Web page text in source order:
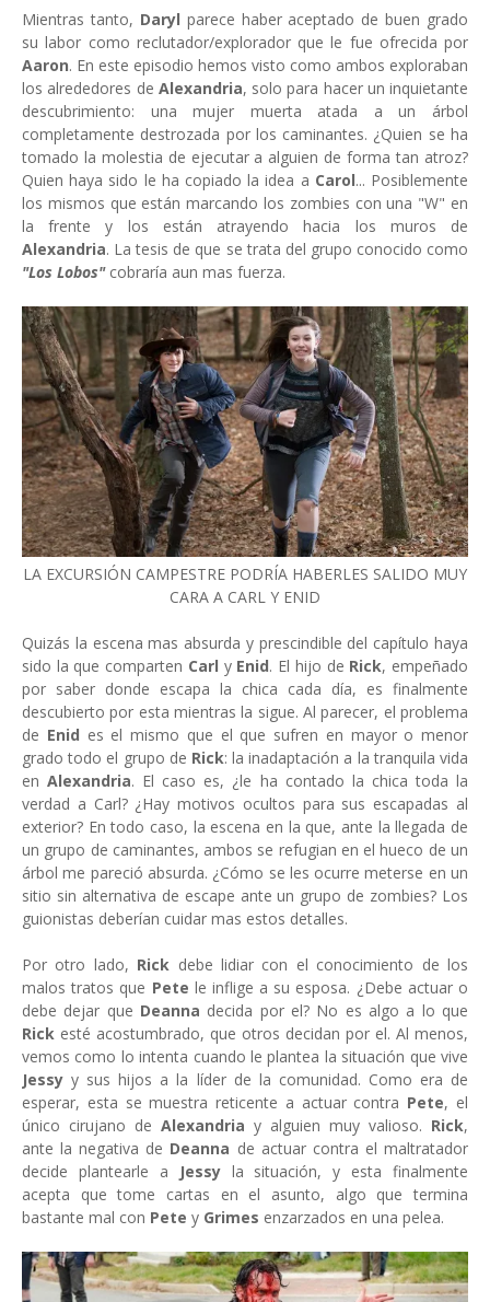
Mientras tanto, Daryl parece haber aceptado de buen grado
su labor como reclutador/explorador que le fue ofrecida por
Aaron. En este episodio hemos visto como ambos exploraban
los alrededores de Alexandria, solo para hacer un inquietante
descubrimiento: una mujer muerta atada a un árbol
completamente destrozada por los caminantes. ¿Quien se ha
tomado la molestia de ejecutar a alguien de forma tan atroz?
Quien haya sido le ha copiado la idea a Carol... Posiblemente
los mismos que están marcando los zombies con una "W" en
la frente y los están atrayendo hacia los muros de
Alexandria. La tesis de que se trata del grupo conocido como
"Los Lobos" cobraría aun mas fuerza.
LA EXCURSIÓN CAMPESTRE PODRÍA HABERLES SALIDO MUY
CARA A CARL Y ENID
Quizás la escena mas absurda y prescindible del capítulo haya
sido la que comparten Carl y Enid. El hijo de Rick, empeñado
por saber donde escapa la chica cada día, es finalmente
descubierto por esta mientras la sigue. Al parecer, el problema
de Enid es el mismo que el que sufren en mayor o menor
grado todo el grupo de Rick: la inadaptación a la tranquila vida
enAlexandria. El caso es, ¿le ha contado la chica toda la
verdad a Carl? ¿Hay motivos ocultos para sus escapadas al
exterior? En todo caso, la escena en la que, ante la llegada de
un grupo de caminantes, ambos se refugian en el hueco de un
árbol me pareció absurda. ¿Cómo se les ocurre meterse en un
sitio sin alternativa de escape ante un grupo de zombies? Los
guionistas deberían cuidar mas estos detalles.
Por otro lado, Rick debe lidiar con el conocimiento de los
malos tratos que Pete le inflige a su esposa. ¿Debe actuar o
debe dejar que Deanna decida por el? No es algo a lo que
Rick esté acostumbrado, que otros decidan por el. Al menos,
vemos como lo intenta cuando le plantea la situación que vive
Jessyy sus hijos a la líder de la comunidad. Como era de
esperar, esta se muestra reticente a actuar contra Pete, el
único cirujano de Alexandria y alguien muy valioso. Rick,
ante la negativa de Deanna de actuar contra el maltratador
decide plantearle a
Jessy la situación, y esta finalmente
acepta que tome cartas en el asunto, algo que termina
bastante mal con Pete y Grimes enzarzados en una pelea.